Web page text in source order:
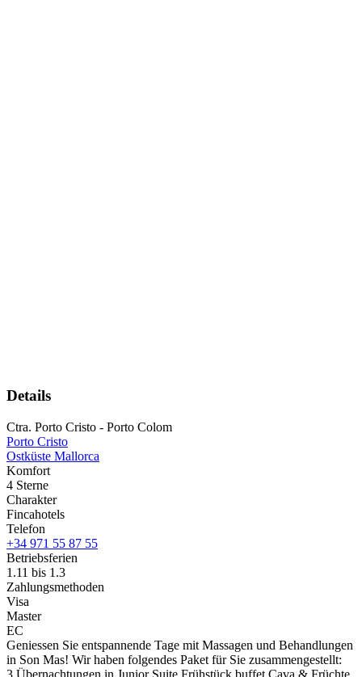
Details
Ctra. Porto Cristo - Porto Colom
Porto Cristo
Ostküste Mallorca
Komfort
4 Sterne
Charakter
Fincahotels
Telefon
+34 971 55 87 55
Betriebsferien
1.11 bis 1.3
Zahlungsmethoden
Visa
Master
EC
Geniessen Sie entspannende Tage mit Massagen und Behandlungen
in Son Mas! Wir haben folgendes Paket für Sie zusammengestellt:
3 Übernachtungen in Junior Suite Frühstück buffet Cava & Früchte